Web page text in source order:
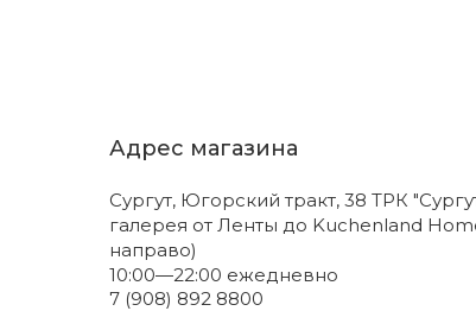
Адрес магазина
Сургут, Югорский тракт, 38 ТРК
галерея от Ленты до Kuchenland
направо)
10:00—22:00 ежедневно
7 (908) 892 8800